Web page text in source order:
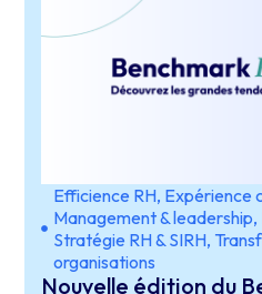
Efficience RH, Expérience
Management & leadership,
Stratégie RH & SIRH,
organisations
Nouvelle édition du